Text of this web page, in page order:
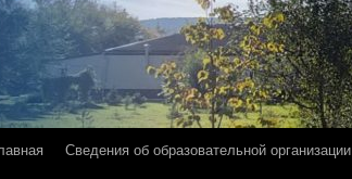
Сведения об образовательной организации